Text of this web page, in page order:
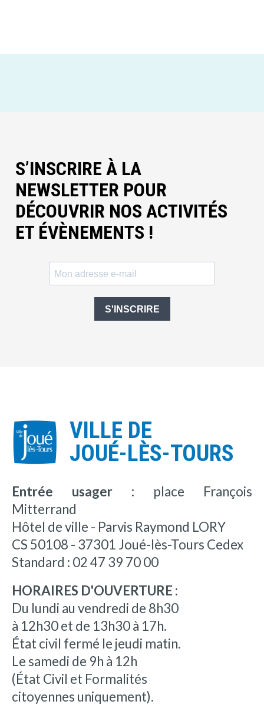
S’INSCRIRE À LA
NEWSLETTER POUR
DÉCOUVRIR NOS ACTIVITÉS
ET ÉVÈNEMENTS !
S'INSCRIRE
VILLE DE
JOUÉ-LÈS-TOURS
Entrée usager : place François
Mitterrand
Hôtel de ville - Parvis Raymond LORY
CS 50108 - 37301 Joué-lès-Tours Cedex
Standard : 02 47 39 70 00
HORAIRES D'OUVERTURE :
Du lundi au vendredi de 8h30
à 12h30 et de 13h30 à 17h.
État civil fermé le jeudi matin.
Le samedi de 9h à 12h
(État Civil et Formalités
citoyennes uniquement).